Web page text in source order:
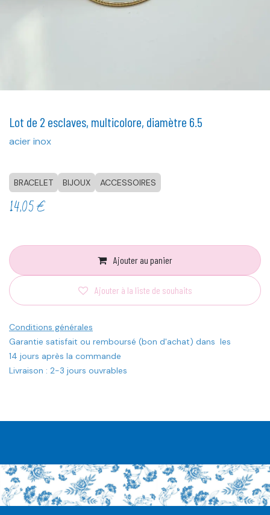
Lot de 2 esclaves, multicolore, diamètre 6.5
acier inox
BRACELET BIJOUX ACCESSOIRES
14,05€
Ajouter au panier
Ajouter à la liste de souhaits
Conditions générales
Garantie satisfait ou remboursé (bon d'achat) dans les
14 jours après la commande
Livraison : 2-3 jours ouvrables